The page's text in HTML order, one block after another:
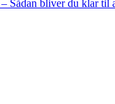
Sådan bliver du klar til